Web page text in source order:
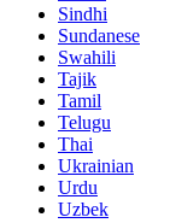
Sindhi
Sundanese
Swahili
Tajik
Tamil
Telugu
Thai
Ukrainian
Urdu
Uzbek